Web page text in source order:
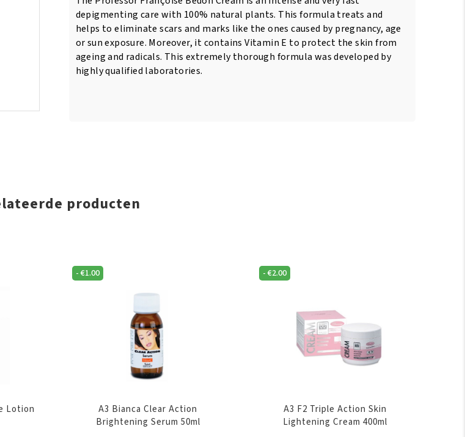
Luxe
Lightening
Cream
aantal
depigmenting care with 100% natural plants. This formula treats and
helps to eliminate scars and marks like the ones caused by pregnancy, age
or sun exposure. Moreover, it contains Vitamin E to protect the skin from
ageing and radicals. This extremely thorough formula was developed by
highly qualified laboratories.
producten
Lotion
- €1.00
A3 Bianca Clear Action
Brightening Serum 50ml
-€2.00
A3 F2 Triple Action Skin
Lightening Cream 400ml